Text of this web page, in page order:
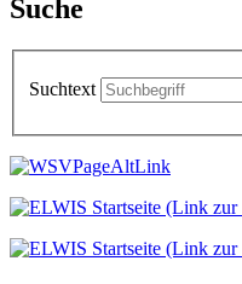
Suche
Suchtext